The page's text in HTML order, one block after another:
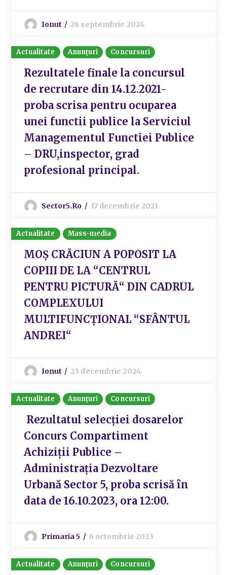
Ionut 26 septembrie 2024
Actualitate Anunțuri Concursuri
Rezultatele finale la concursul
de recrutare din 14.12.2021-
proba scrisa pentru ocuparea
unei functii publice la Serviciul
Managementul Functiei Publice
– DRU,inspector, grad
profesional principal.
Sector5.ro 17 decembrie 2021
Actualitate Mass-media
MOȘ CRĂCIUN A POPOSIT LA
COPIII DE LA “CENTRUL
PENTRU PICTURĂ“ DIN CADRUL
COMPLEXULUI
MULTIFUNCȚIONAL “SFÂNTUL
ANDREI“
Ionut 23 decembrie 2024
Actualitate Anunțuri Concursuri
Rezultatul selecției dosarelor
Concurs Compartiment
Achiziții Publice –
Administrația Dezvoltare
Urbană Sector 5, proba scrisă în
data de 16.10.2023, ora 12:00.
Primaria 5 6 octombrie 2023
Actualitate Anunțuri Concursuri